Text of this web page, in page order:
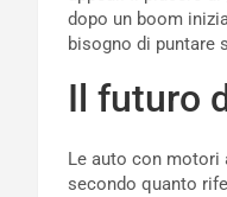
dopo un boom
bisogno di puntare
Il futuro
Le auto con motori
secondo quanto